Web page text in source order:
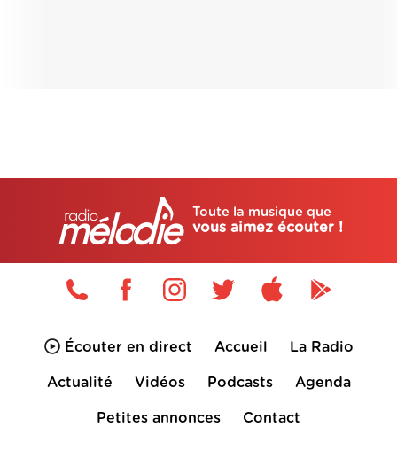
Toute la musique que
vous aimez écouter !
Écouter en direct Accueil La Radio
Actualité Vidéos Podcasts Agenda
Petites annonces Contact